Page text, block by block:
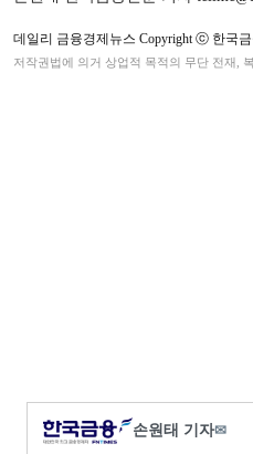
데일리 금융경제뉴스 Copyright ⓒ 한국
저작권법에 의거 상업적 목적의 무단 전재,
손원태 기자✉